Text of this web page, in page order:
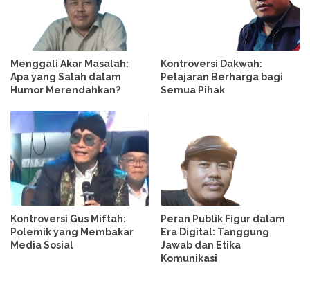
Menggali Akar Masalah:
Apa yang Salah dalam
Humor Merendahkan?
Kontroversi Dakwah:
Pelajaran Berharga bagi
Semua Pihak
Kontroversi Gus Miftah:
Polemik yang Membakar
Media Sosial
Peran Publik Figur dalam
Era Digital: Tanggung
Jawab dan Etika
Komunikasi